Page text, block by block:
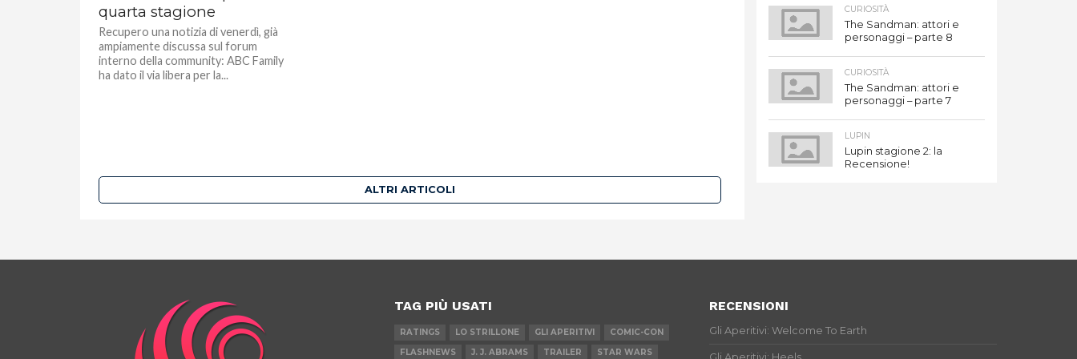
quarta stagione
Recupero una notizia di venerdì, già
ampiamente discussa sul forum
interno della community: ABC Family
ha dato il via libera per la...
ALTRI ARTICOLI
CURIOSITÀ
The Sandman: attori e
personaggi – parte 8
CURIOSITÀ
The Sandman: attori e
personaggi – parte 7
LUPIN
Lupin stagione 2: la
Recensione!
TAG PIÙ USATI
RATINGS LO STRILLONE GLI APERITIVI
COMIC-CON
FLASHNEWS
J. J. ABRAMS TRAILER STAR WARS
RECENSIONI
Gli Aperitivi: Welcome To Earth